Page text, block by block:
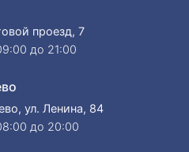
проезд, 7
до 21:00
ул. Ленина, 84
до 20:00